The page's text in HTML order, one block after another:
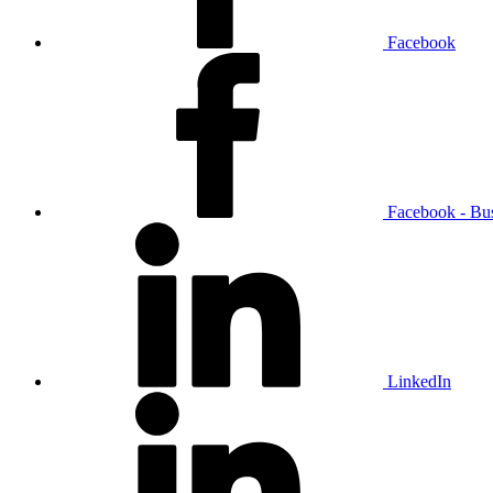
Facebook
Facebook -
LinkedIn